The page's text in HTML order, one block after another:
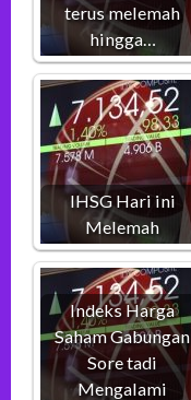
terus melemah
hingga…
IHSG Hari ini
Melemah
Indeks Harga
Saham Gabungan
Sore tadi
Mengalami